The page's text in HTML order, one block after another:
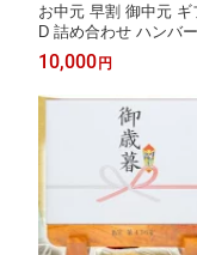
お中元 早割 御中元
D 詰め合わせ ハンバ
2種 ハム スライス 2
出産内祝い 誕生日プ
10,000円